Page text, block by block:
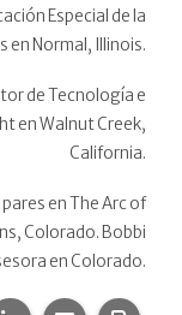
Especial de la
en Normal, Illinois.
de Tecnología e
en Walnut Creek,
California.
en The Arc of
Colorado. Bobbi
en Colorado.